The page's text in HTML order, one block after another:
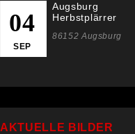
04
SEP
Augsburg
Herbstplärrer
86152 Augsburg
AKTUELLE BILDER